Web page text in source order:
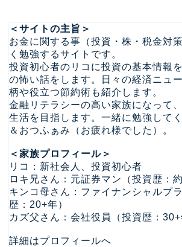
＜サイトの主旨＞
お金に関する事（投資・株・税金対
く勉強するサイトです。
投資初心者のリコに投資の基本情報
の怖い話をします。日々の経済ニュ
柄や役立つ節約術も紹介します。
金融リテラシーの高い家族になって
生活を目指します。一緒に勉強して
＆おつふぁみ（お疲れ様でした）。
＜家族プロフィール＞
リコ：新社会人、投資初心者
ロキ兄さん：元証券マン（投資歴：約
キンコ母さん：ファイナンシャルプ
歴：20+年）
カズ父さん：会社役員（投資歴：30+
詳細はプロフィールへ